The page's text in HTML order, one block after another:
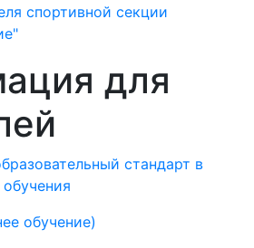
спортивной секции
для
стандарт в
обучения
обучение)